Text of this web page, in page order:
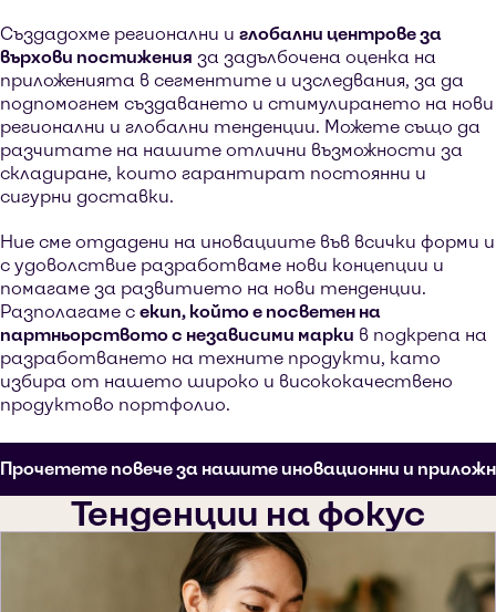
Създадохме регионални и глобални центрове за
върхови постижения за задълбочена оценка на
приложенията в сегментите и изследвания, за да
подпомогнем създаването и стимулирането на нови
регионални и глобални тенденции. Можете също да
разчитате на нашите отлични възможности за
складиране, които гарантират постоянни и
сигурни доставки.
Ние сме отдадени на иновациите във всички форми и
с удоволствие разработваме нови концепции и
помагаме за развитието на нови тенденции.
Разполагаме с екип, който е посветен на
партньорството с независими марки в подкрепа на
разработването на техните продукти, като
избира от нашето широко и висококачествено
продуктово портфолио.
Прочетете повече за нашите иновационни и
Тенденции на фокус